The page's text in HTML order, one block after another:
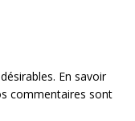
En savoir
commentaires sont